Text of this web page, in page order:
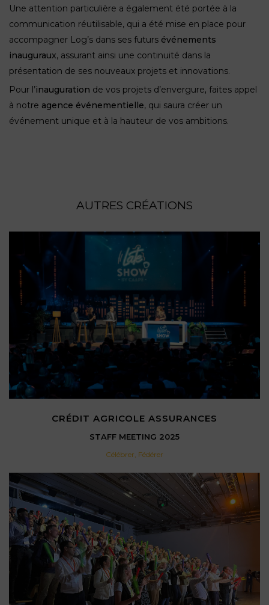
Une attention particulière a également été portée à la
communication réutilisable, qui a été mise en place pour
accompagner Log’s dans ses futurs événements
inauguraux, assurant ainsi une continuité dans la
présentation de ses nouveaux projets et innovations.
Pour l’inauguration de vos projets d’envergure, faites appel
à notre agence événementielle, qui saura créer un
événement unique et à la hauteur de vos ambitions.
AUTRES CRÉATIONS
CRÉDIT AGRICOLE ASSURANCES
STAFF MEETING 2025
Célébrer, Fédérer